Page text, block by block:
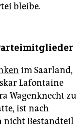
bleibe.
im Saarland,
Lafontaine
Wagenknecht zu
ist nach
nicht Bestandteil